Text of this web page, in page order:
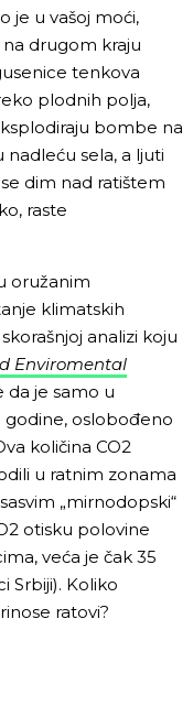
je u vašoj moći,
drugom kraju
tenkova
plodnih polja,
bombe na
sela, a ljuti
dim nad ratištem
raste
oružanim
klimatskih
analizi koju
Enviromental
da je samo u
oslobođeno
količina CO2
u ratnim zonama
„mirnodopski“
otisku polovine
veća je čak 35
Srbiji). Koliko
ratovi?